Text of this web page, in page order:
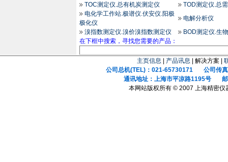
TOC测定仪.总有机炭测定仪
TOD测定仪.总
电化学工作站.极谱仪.伏安仪.阳极
极化仪
电解分析仪
溴指数测定仪.溴价溴指数测定仪
BOD测定仪.生
在下框中搜索，寻找您需要的产品：
主页信息 产品讯息 | 解决方案 |
公司总机(TEL)：021-65730171 公司传真
通讯地址：上海市平凉路1195号 邮
本网站版权所有 © 2007 上海精密仪